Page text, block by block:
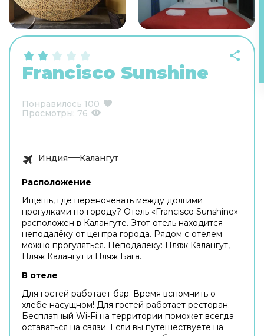
Francisco Sunshine
Понравилось 100
Просмотры: 76
Индия Калангут
Расположение
Ищешь, где переночевать между долгими
прогулками по городу? Отель «Francisco Sunshine»
расположен в Калангуте. Этот отель находится
неподалёку от центра города. Рядом с отелем
можно прогуляться. Неподалёку: Пляж Калангут,
Пляж Калангут и Пляж Бага.
В отеле
Для гостей работает бар. Время вспомнить о
хлебе насущном! Для гостей работает ресторан.
Бесплатный Wi-Fi на территории поможет всегда
оставаться на связи. Если вы путешествуете на